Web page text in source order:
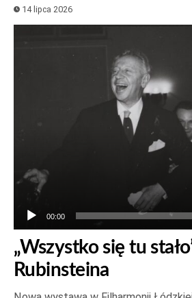
14 lipca 2026
dźwiękowych
00:00
„Wszystko się tu
Rubinsteina